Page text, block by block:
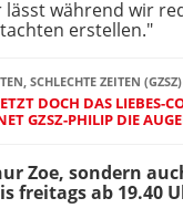
während wir
erstellen."
SCHLECHTE ZEITEN (GZSZ)
DOCH DAS LIEBES-
GZSZ-PHILIP DIE
Zoe, sondern
freitags ab 19.40